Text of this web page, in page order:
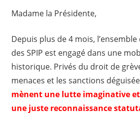
Madame la Présidente,
Depuis plus de 4 mois,
des SPIP est engagé dans une
historique. Privés du droit de
menaces et les sanctions
mènent une lutte imaginative
une juste reconnaissance